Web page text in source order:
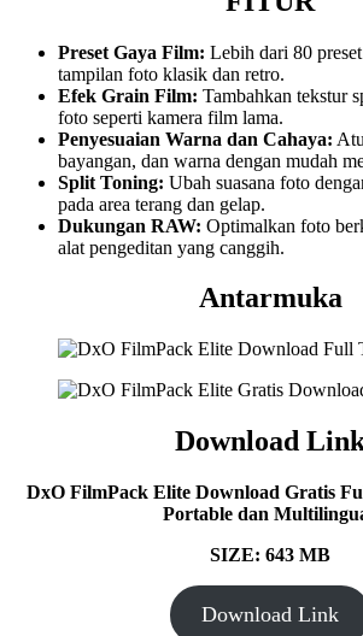
Preset Gaya Film: Lebih dari 80
tampilan foto klasik dan retro.
Efek Grain Film: Tambahkan tekstur
foto seperti kamera film lama.
Penyesuaian Warna dan Cahaya:
bayangan, dan warna dengan mudah
Split Toning: Ubah suasana foto
pada area terang dan gelap.
Dukungan RAW: Optimalkan foto
alat pengeditan yang canggih.
Antarmuka
Download
DxO FilmPack Elite Download Gratis
Portable dan
SIZE: 643 MB
Download Link